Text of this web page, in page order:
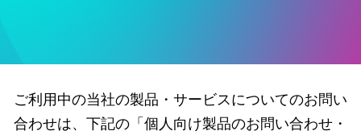
ご利用中の当社の製品・サービスについてのお問い
合わせは、下記の「個人向け製品のお問い合わせ・